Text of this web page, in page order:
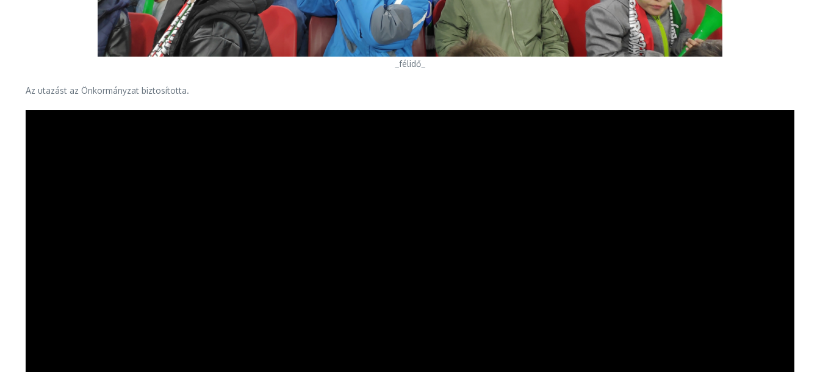
_félidő_
Az utazást az Önkormányzat biztosította.